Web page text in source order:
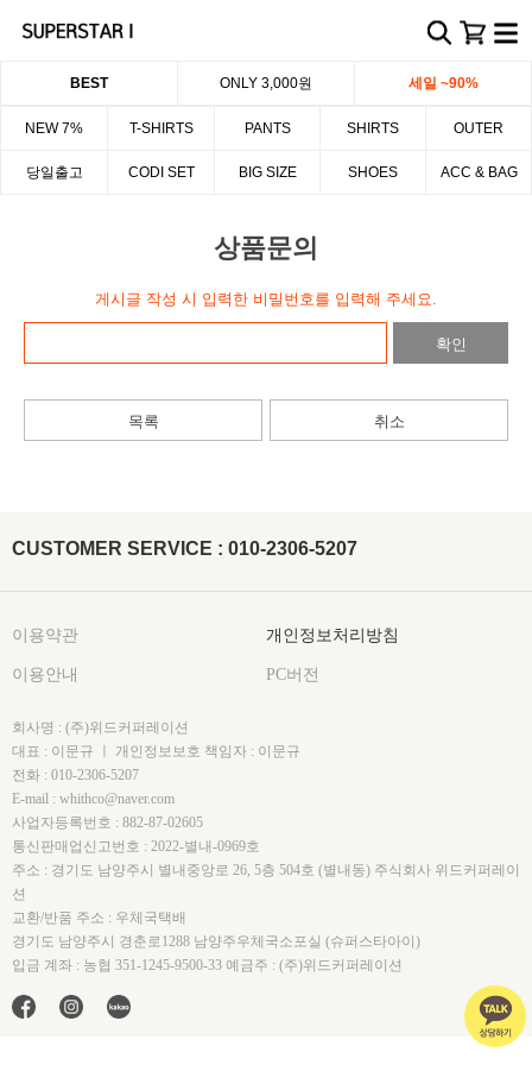
BEST ONLY 3,000원 세일 ~90%
NEW 7% T-SHIRTS PANTS SHIRTS OUTER
당일출고 CODI SET BIG SIZE SHOES ACC & BAG
상품문의
게시글 작성 시 입력한 비밀번호를 입력해 주세요.
확인
목록 취소
CUSTOMER SERVICE : 010-2306-5207
이용약관 개인정보처리방침
이용안내 PC버전
회사명 : (주)위드커퍼레이션
대표 : 이문규 ㅣ 개인정보보호 책임자 : 이문규
전화 : 010-2306-5207
E-mail : whithco@naver.com
사업자등록번호 : 882-87-02605
통신판매업신고번호 : 2022-별내-0969호
주소 : 경기도 남양주시 별내중앙로 26, 5층 504호 (별내동) 주식회사 위드커퍼레이
션
교환/반품 주소 : 우체국택배
경기도 남양주시 경춘로1288 남양주우체국소포실 (슈퍼스타아이)
입금 계좌 : 농협 351-1245-9500-33 예금주 : (주)위드커퍼레이션